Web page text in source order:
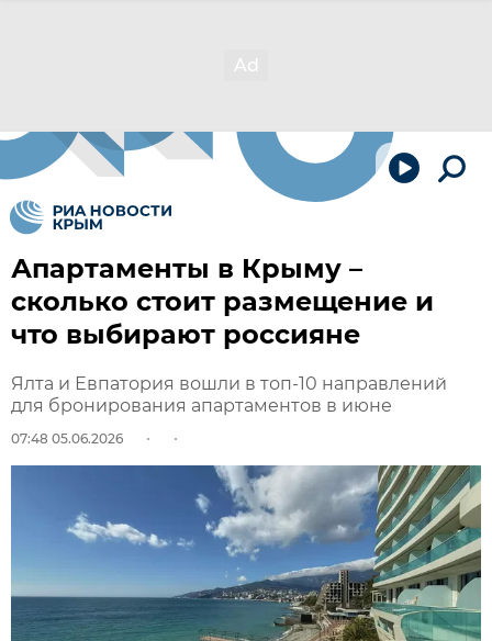
Апартаменты в Крыму –
сколько стоит размещение и
что выбирают россияне
Ялта и Евпатория вошли в топ-10 направлений
для бронирования апартаментов в июне
07:48 05.06.2026